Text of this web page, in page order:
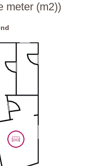
meter (m2))